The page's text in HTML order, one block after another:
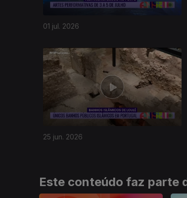
01 jul. 2026
25 jun. 2026
937651
Este conteúdo faz parte